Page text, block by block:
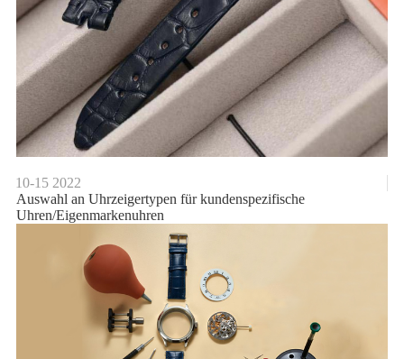
10-15 2022
Auswahl an Uhrzeigertypen für kundenspezifische
Uhren/Eigenmarkenuhren